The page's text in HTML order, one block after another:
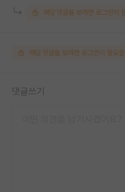
해당 댓글을 보려면 로그인이
해당 댓글을 보려면 로그인이 필요
댓글쓰기